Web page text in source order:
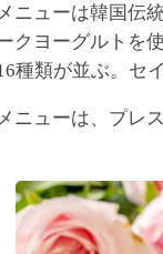
ニューは韓国伝
クヨーグルトを
種類が並ぶ。セ
ニューは、プレ